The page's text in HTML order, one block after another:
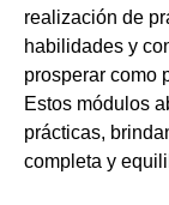
realización de
habilidades y
prosperar como
Estos módulos
prácticas,
completa y